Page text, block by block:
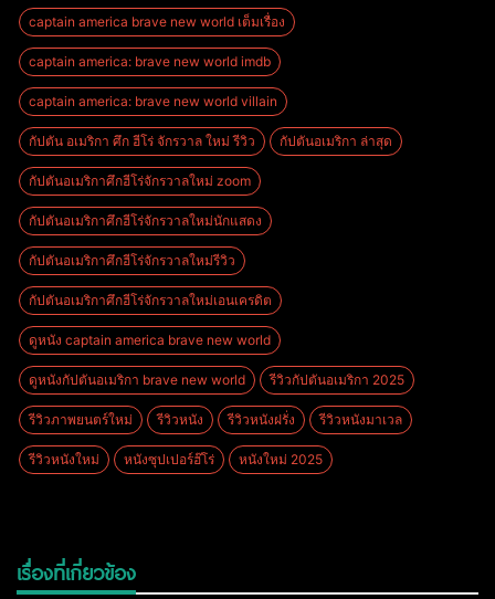
captain america brave new world เต็มเรื่อง
captain america: brave new world imdb
captain america: brave new world villain
กัปตัน อเมริกา ศึก ฮีโร่ จักรวาล ใหม่ รีวิว กัปตันอเมริกา ล่าสุด
กัปตันอเมริกาศึกฮีโร่จักรวาลใหม่ zoom
กัปตันอเมริกาศึกฮีโร่จักรวาลใหม่นักแสดง
กัปตันอเมริกาศึกฮีโร่จักรวาลใหม่รีวิว
กัปตันอเมริกาศึกฮีโร่จักรวาลใหม่เอนเครดิต
ดูหนัง captain america brave new world
ดูหนังกัปตันอเมริกา brave new world รีวิวกัปตันอเมริกา 2025
รีวิวภาพยนตร์ใหม่ รีวิวหนัง รีวิวหนังฝรั่ง รีวิวหนังมาเวล
รีวิวหนังใหม่ หนังซุปเปอร์ฮ๊โร่ หนังใหม่ 2025
เรื่องที่เกี่ยวข้อง